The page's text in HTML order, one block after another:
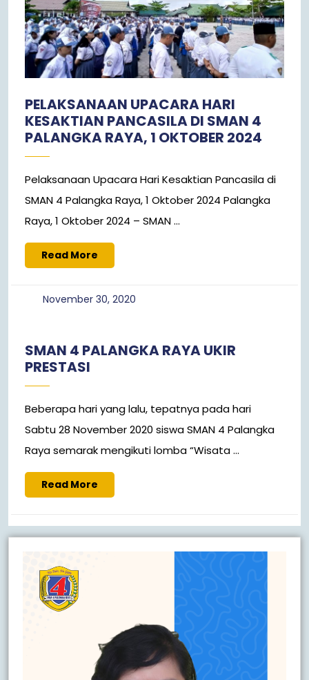
PELAKSANAAN UPACARA HARI
KESAKTIAN PANCASILA DI SMAN 4
PALANGKA RAYA, 1 OKTOBER 2024
Pelaksanaan Upacara Hari Kesaktian Pancasila di
SMAN 4 Palangka Raya, 1 Oktober 2024 Palangka
Raya, 1 Oktober 2024 – SMAN ...
Read More
More
November 30, 2020November
SMAN 4 PALANGKA RAYA UKIR
PRESTASI
Beberapa hari yang lalu, tepatnya pada hari
Sabtu 28 November 2020 siswa SMAN 4 Palangka
Raya semarak mengikuti lomba “Wisata ...
Read More
More